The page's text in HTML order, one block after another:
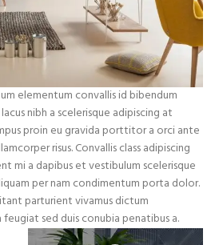
elementum convallis id bibendum
nibh a scelerisque adipiscing at
proin eu gravida porttitor a orci ante
risus. Convallis class adipiscing
mi a dapibus et vestibulum scelerisque
per nam condimentum porta dolor.
parturient vivamus dictum
sed duis conubia penatibus a.